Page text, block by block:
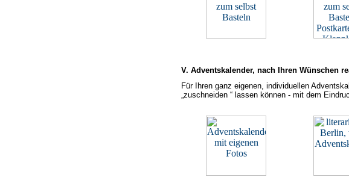
V. Adventskalender, nach Ihren Wünschen
Für Ihren ganz eigenen, individuellen
„zuschneiden “ lassen können - mit dem